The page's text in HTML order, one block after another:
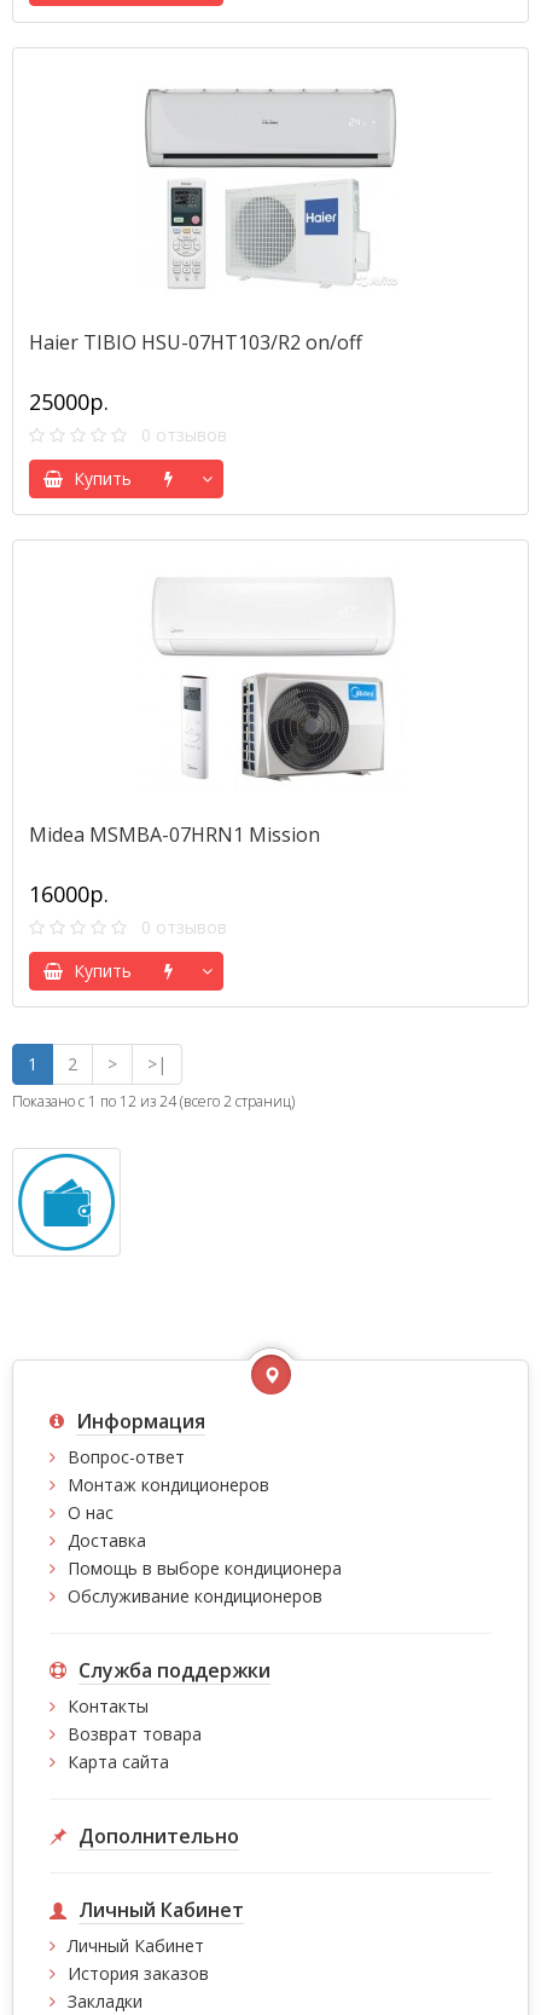
Haier TIBIO HSU-07HT103/R2 on/off
25000р.
0 отзывов
Купить
Midea MSMBA-07HRN1 Mission
16000р.
0 отзывов
Купить
1 2 > >|
Показано с 1 по 12 из 24 (всего 2 страниц)
Информация
Вопрос-ответ
Монтаж кондиционеров
О нас
Доставка
Помощь в выборе кондиционера
Обслуживание кондиционеров
Служба поддержки
Контакты
Возврат товара
Карта сайта
Дополнительно
Личный Кабинет
Личный Кабинет
История заказов
Закладки